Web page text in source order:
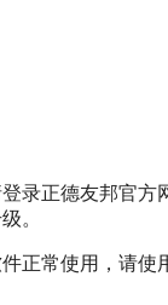
录正德友邦官方
。
正常使用，请使